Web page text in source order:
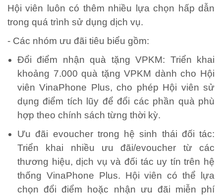
Hội viên luôn có thêm nhiều lựa chọn hấp dẫn
trong quá trình sử dụng dịch vụ.
- Các nhóm ưu đãi tiêu biểu gồm:
Đổi điểm nhận quà tặng VPKM: Triển khai
khoảng 7.000 quà tặng VPKM dành cho Hội
viên VinaPhone Plus, cho phép Hội viên sử
dụng điểm tích lũy để đổi các phần quà phù
hợp theo chính sách từng thời kỳ.
Ưu đãi evoucher trong hệ sinh thái đối tác:
Triển khai nhiều ưu đãi/evoucher từ các
thương hiệu, dịch vụ và đối tác uy tín trên hệ
thống VinaPhone Plus. Hội viên có thể lựa
chọn đổi điểm hoặc nhận ưu đãi miễn phí